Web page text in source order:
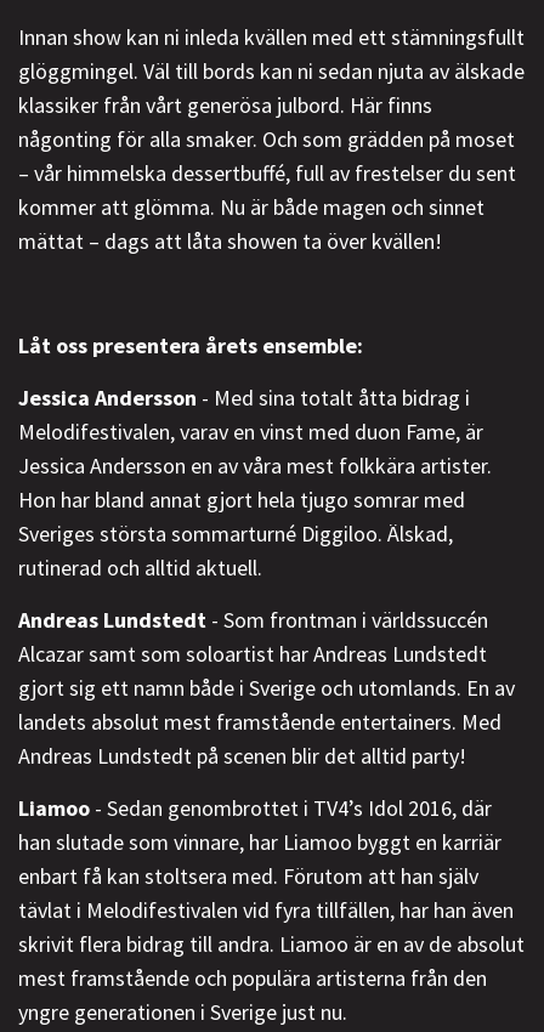
Innan show kan ni inleda kvällen med ett stämningsfullt
glöggmingel. Väl till bords kan ni sedan njuta av älskade
klassiker från vårt generösa julbord. Här finns
någonting för alla smaker. Och som grädden på moset
– vår himmelska dessertbuffé, full av frestelser du sent
kommer att glömma. Nu är både magen och sinnet
mättat – dags att låta showen ta över kvällen!
Låt oss presentera årets ensemble:
Jessica Andersson - Med sina totalt åtta bidrag i
Melodifestivalen, varav en vinst med duon Fame, är
Jessica Andersson en av våra mest folkkära artister.
Hon har bland annat gjort hela tjugo somrar med
Sveriges största sommarturné Diggiloo. Älskad,
rutinerad och alltid aktuell.
Andreas Lundstedt - Som frontman i världssuccén
Alcazar samt som soloartist har Andreas Lundstedt
gjort sig ett namn både i Sverige och utomlands. En av
landets absolut mest framstående entertainers. Med
Andreas Lundstedt på scenen blir det alltid party!
Liamoo - Sedan genombrottet i TV4’s Idol 2016, där
han slutade som vinnare, har Liamoo byggt en karriär
enbart få kan stoltsera med. Förutom att han själv
tävlat i Melodifestivalen vid fyra tillfällen, har han även
skrivit flera bidrag till andra. Liamoo är en av de absolut
mest framstående och populära artisterna från den
yngre generationen i Sverige just nu.